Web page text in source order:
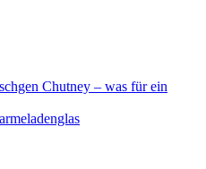
Chutney – was für ein